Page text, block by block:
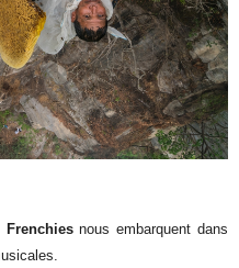
Frenchiesnous embarquent dans